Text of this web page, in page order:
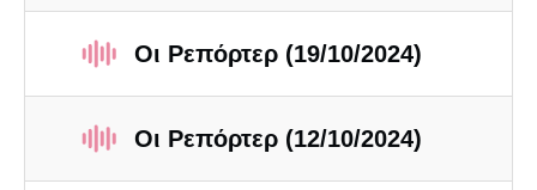
Οι Ρεπόρτερ (19/10/2024)
Οι Ρεπόρτερ (12/10/2024)